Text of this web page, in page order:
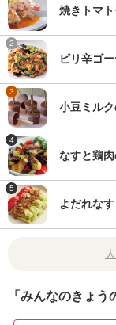
焼きトマ
2
ピリ辛ゴ
3
小豆ミル
4
なすと鶏
5
よだれなす
「みんなのきょ